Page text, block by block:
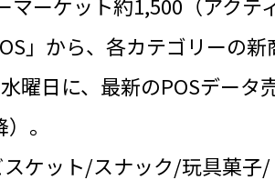
」から、各カテゴリーの新
曜日に、最新のPOSデータ
。
ケット/スナック/玩具菓子/